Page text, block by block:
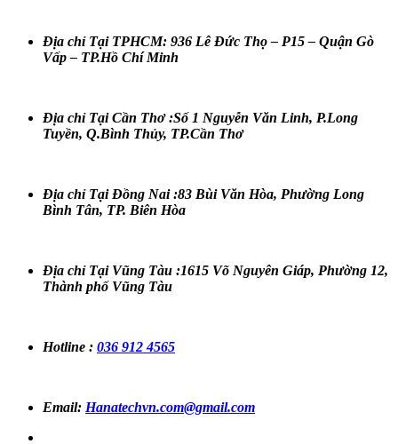
Địa chỉ Tại TPHCM: 936 Lê Đức Thọ – P15 – Quận Gò
Vấp – TP.Hồ Chí Minh
Địa chỉ Tại Cần Thơ :Số 1 Nguyễn Văn Linh, P.Long
Tuyền, Q.Bình Thủy, TP.Cần Thơ
Địa chỉ Tại Đồng Nai :83 Bùi Văn Hòa, Phường Long
Bình Tân, TP. Biên Hòa
Địa chỉ Tại Vũng Tàu :1615 Võ Nguyên Giáp, Phường 12,
Thành phố Vũng Tàu
Hotline : 036 912 4565
Email: Hanatechvn.com@gmail.com